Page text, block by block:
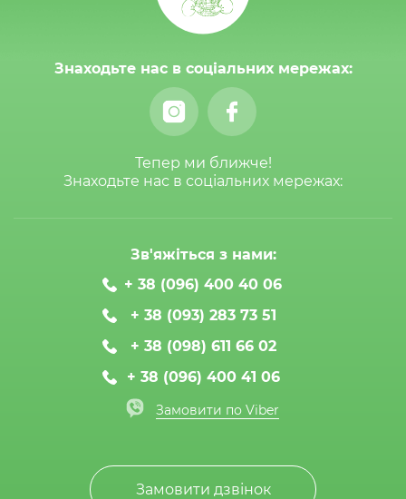
Знаходьте нас в соціальних мережах:
Тепер ми ближче!
Знаходьте нас в соціальних мережах:
Зв'яжіться з нами:
+ 38 (096) 400 40 06
+ 38 (093) 283 73 51
+ 38 (098) 611 66 02
+ 38 (096) 400 41 06
Замовити по Viber
Замовити дзвінок